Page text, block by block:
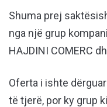
Shuma prej
nga një grup
HAJDINI COMERC
Oferta i ishte
të tjerë, por ky grup